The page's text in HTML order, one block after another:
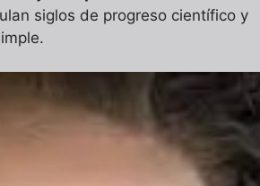
siglos de progreso científico y